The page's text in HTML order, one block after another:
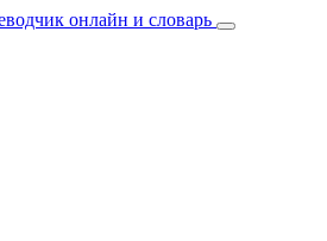
онлайн и словарь